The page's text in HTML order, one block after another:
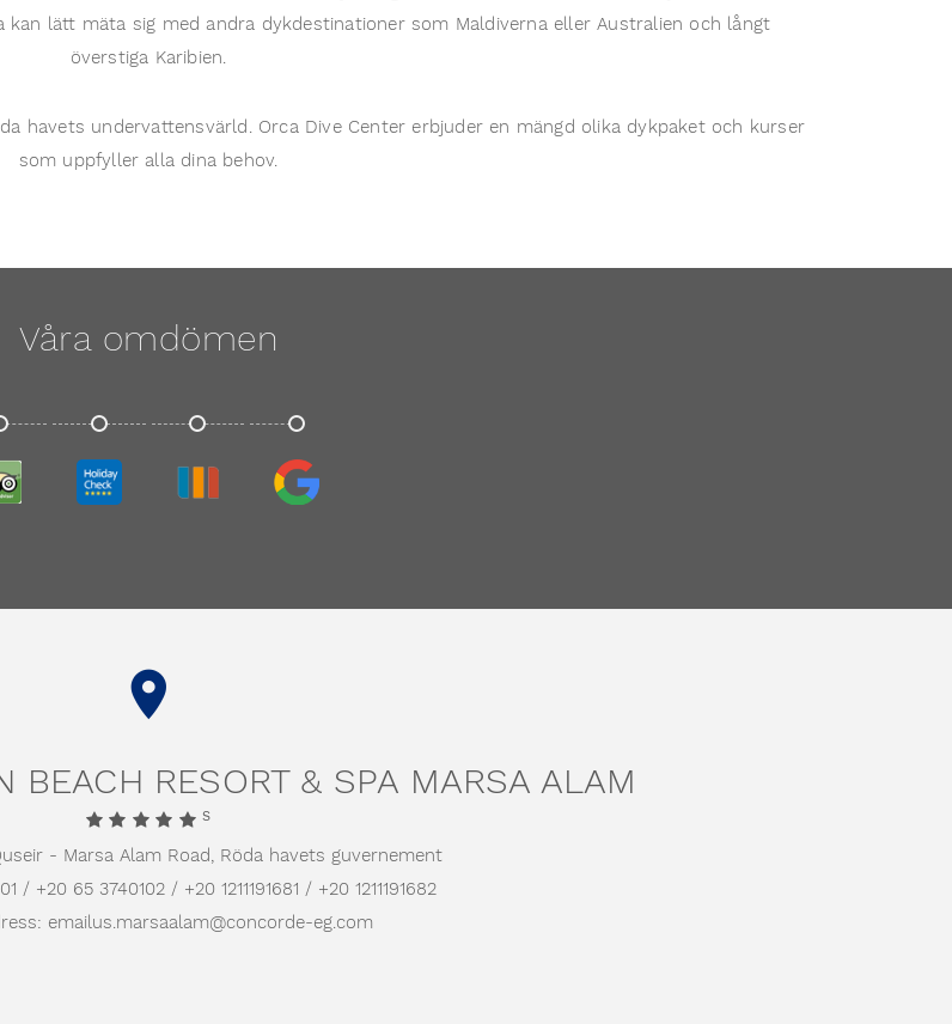
kan lätt mäta sig med andra dykdestinationer som Maldiverna eller Australien och långt
överstiga Karibien.
havets undervattensvärld. Orca Dive Center erbjuder en mängd olika dykpaket och kurser
som uppfyller alla dina behov.
Våra omdömen
BEACH RESORT & SPA MARSA ALAM
S
- Marsa Alam Road, Röda havets guvernement
/ +20 65 3740102 / +20 1211191681 / +20 1211191682
emailus.marsaalam@concorde-eg.com